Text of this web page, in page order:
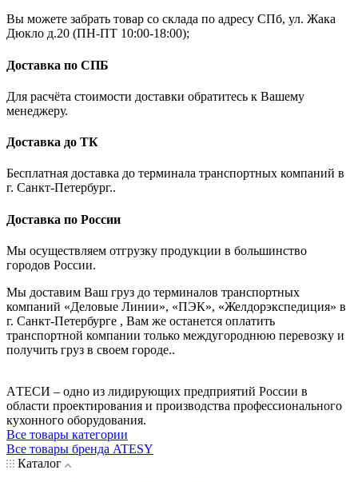
Вы можете забрать товар со склада по адресу СПб, ул. Жака
Дюкло д.20 (ПН-ПТ 10:00-18:00);
Доставка по СПБ
Для расчёта стоимости доставки обратитесь к Вашему
менеджеру.
Доставка до ТК
Бесплатная доставка до терминала транспортных компаний в
г. Санкт-Петербург..
Доставка по России
Мы осуществляем отгрузку продукции в большинство
городов России.
Мы доставим Ваш груз до терминалов транспортных
компаний «Деловые Линии», «ПЭК», «Желдорэкспедиция» в
г. Санкт-Петербурге , Вам же останется оплатить
транспортной компании только междугороднюю перевозку и
получить груз в своем городе..
AТЕСИ – одно из лидирующих предприятий России в
области проектирования и производства профессионального
кухонного оборудования.
Все товары категории
Все товары бренда ATESY
Каталог